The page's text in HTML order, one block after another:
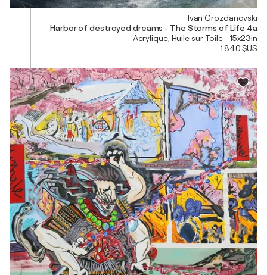
Ivan Grozdanovski
Harbor of destroyed dreams - The Storms of Life 4a
Acrylique, Huile sur Toile - 15x23in
1 840 $US